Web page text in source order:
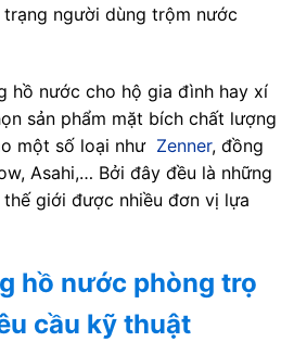
người dùng trộm nước
hồ nước cho hộ gia đình hay xí
sản phẩm mặt bích chất lượng
một số loại như Zenner, đồng
Asahi,… Bởi đây đều là những
giới được nhiều đơn vị lựa
hồ nước phòng trọ
cầu kỹ thuật